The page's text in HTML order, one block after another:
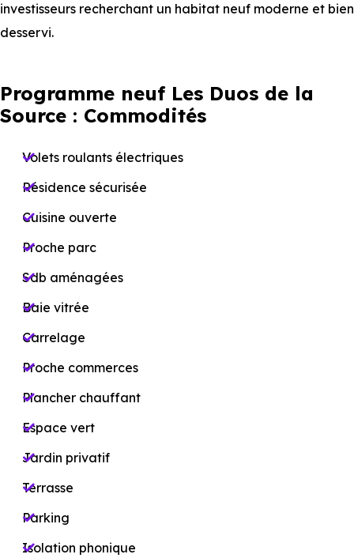
investisseurs recherchant un habitat neuf moderne et bien
desservi.
Programme neuf Les Duos de la
Source : Commodités
Volets roulants électriques
Résidence sécurisée
Cuisine ouverte
Proche parc
Sdb aménagées
Baie vitrée
Carrelage
Proche commerces
Plancher chauffant
Espace vert
Jardin privatif
Terrasse
Parking
Isolation phonique